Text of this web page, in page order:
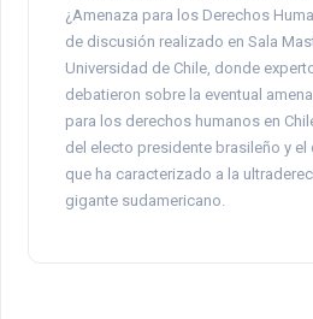
¿Amenaza para los Derechos
de discusión realizado en Sala
Universidad de Chile, donde
debatieron sobre la eventual
para los derechos humanos en
del electo presidente brasileño y
que ha caracterizado a la
gigante sudamericano.